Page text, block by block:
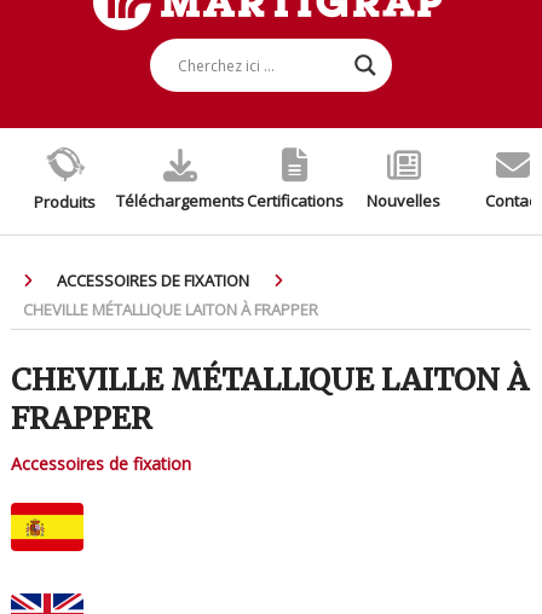
Produits TéléchargementsCertifications Nouvelles Contact
ACCESSOIRES DE FIXATION
CHEVILLE MÉTALLIQUE LAITON À FRAPPER
CHEVILLE MÉTALLIQUE LAITON À
FRAPPER
Accessoires de fixation